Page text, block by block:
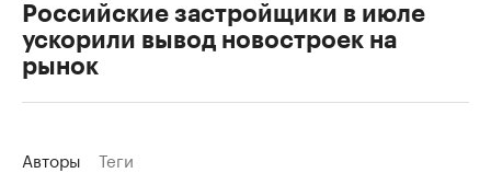
Российские застройщики в июле
ускорили вывод новостроек на
рынок
Авторы Теги